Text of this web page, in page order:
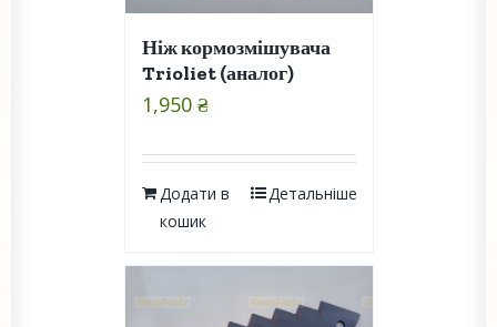
Ніж кормозмішувача
Trioliet (аналог)
1,950 ₴
Додати в
кошик
Детальніше